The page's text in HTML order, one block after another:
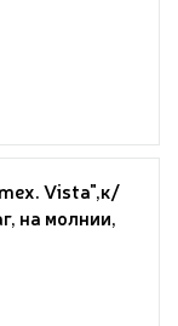
Vista",к/
на молнии,